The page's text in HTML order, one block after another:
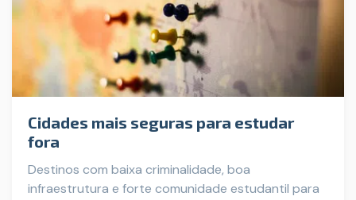
Cidades mais seguras para estudar
fora
Destinos com baixa criminalidade, boa
infraestrutura e forte comunidade estudantil para